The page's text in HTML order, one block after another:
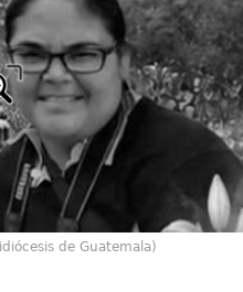
de Guatemala)